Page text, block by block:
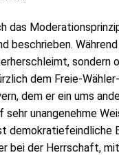
das
beschrieben.
sondern
dem Freie-
dem er ein ums
sehr unangenehme
demokratiefeindliche
bei der Herrschaft,